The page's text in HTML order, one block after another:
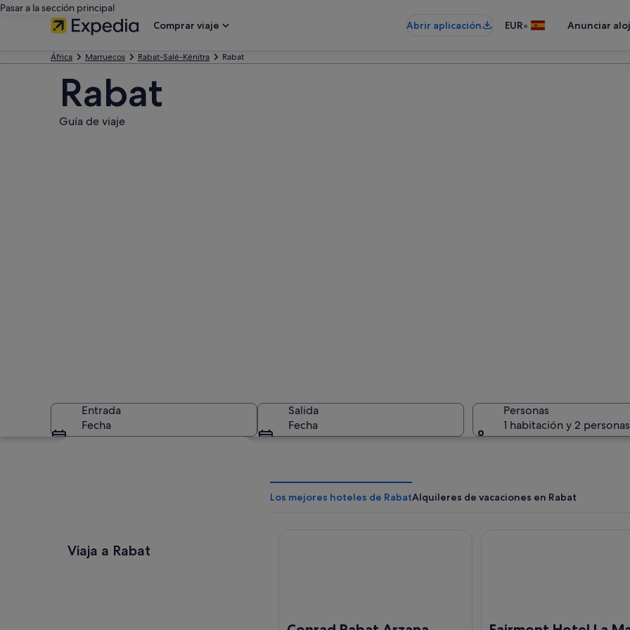
Pasar a la sección principal
Comprar viaje
Abrir aplicación EUR• Anunciar
África Marruecos Rabat-Salé-Kénitra Rabat
Rabat
Guía de viaje
Entrada
Fecha
Salida
Fecha
Personas
1 habitación y 2 personas
Viaja a Rabat
Los mejores hoteles de RabatAlquileres de vacaciones en Rabat